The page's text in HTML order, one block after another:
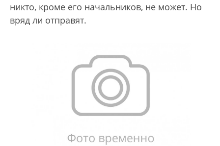
никто, кроме его начальников, не может. Но
вряд ли отправят.